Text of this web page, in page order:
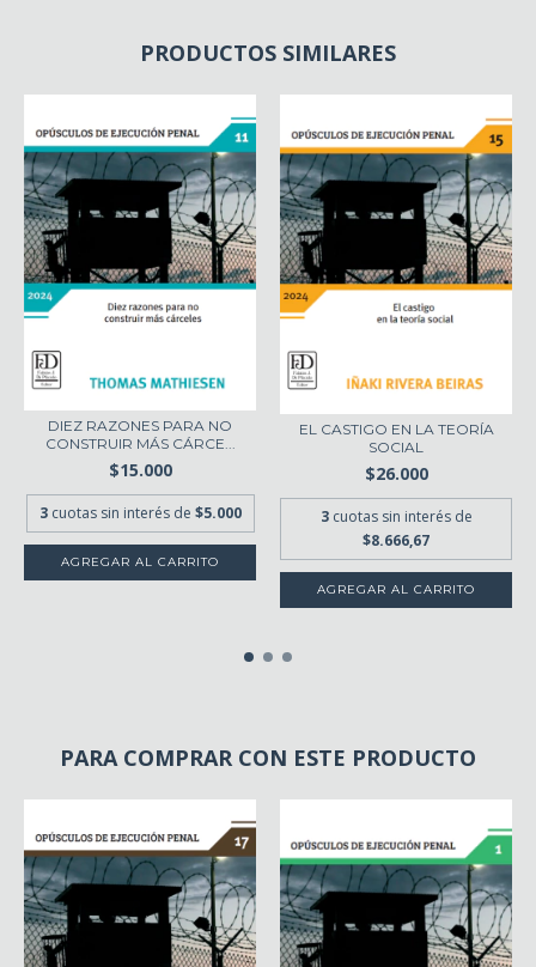
PRODUCTOS SIMILARES
DIEZ RAZONES PARA NO
CONSTRUIR MÁS CÁRCE...
$15.000
3 cuotas sin interés de $5.000
EL CASTIGO EN LA TEORÍA
SOCIAL
$26.000
3 cuotas sin interés de
$8.666,67
PARA COMPRAR CON ESTE PRODUCTO